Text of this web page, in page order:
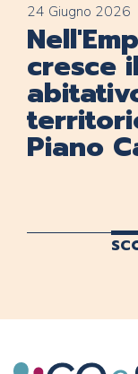
24 Giugno 2026
cresce
Piano